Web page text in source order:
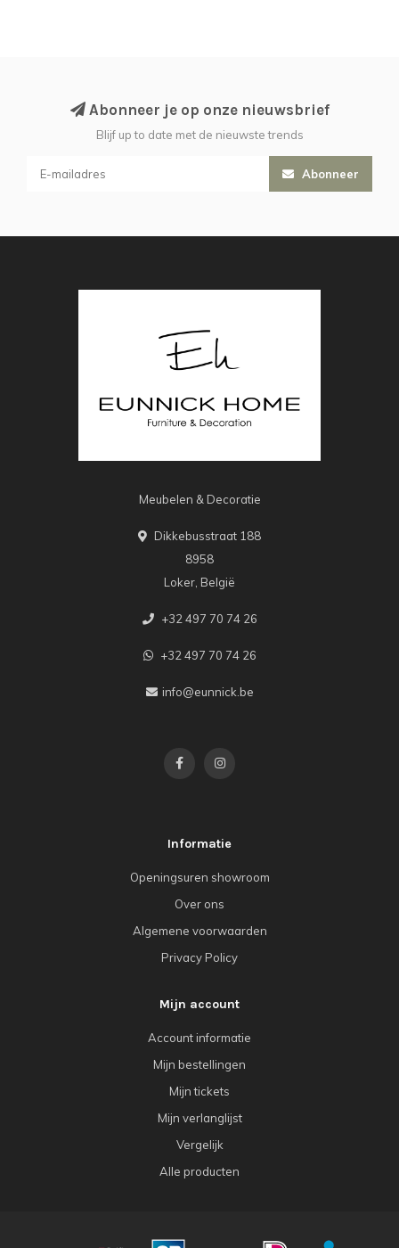
Abonneer je op onze nieuwsbrief
Blijf up to date met de nieuwste trends
Abonneer
Meubelen & Decoratie
Dikkebusstraat 188
8958
Loker, België
+32 497 70 74 26
+32 497 70 74 26
info@eunnick.be
Informatie
Openingsuren showroom
Over ons
Algemene voorwaarden
Privacy Policy
Mijn account
Account informatie
Mijn bestellingen
Mijn tickets
Mijn verlanglijst
Vergelijk
Alle producten